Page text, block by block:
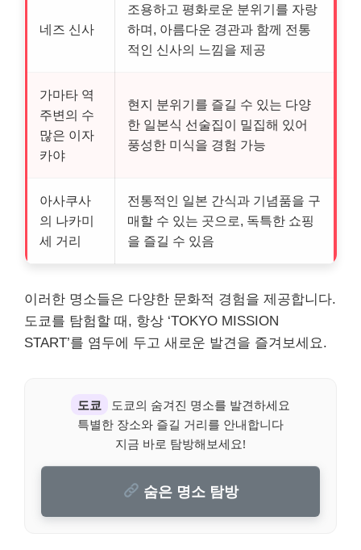
네즈 신사
조용하고 평화로운 분위기를 자랑
하며, 아름다운 경관과 함께 전통
적인 신사의 느낌을 제공
가마타 역
주변의 수
많은 이자
카야
현지 분위기를 즐길 수 있는 다양
한 일본식 선술집이 밀집해 있어
풍성한 미식을 경험 가능
아사쿠사
의 나카미
세 거리
전통적인 일본 간식과 기념품을 구
매할 수 있는 곳으로, 독특한 쇼핑
을 즐길 수 있음
이러한 명소들은 다양한 문화적 경험을 제공합니다.
도쿄를 탐험할 때, 항상 ‘TOKYO MISSION
START’를 염두에 두고 새로운 발견을 즐겨보세요.
도쿄
도쿄의 숨겨진 명소를 발견하세요
특별한 장소와 즐길 거리를 안내합니다
지금 바로 탐방해보세요!
숨은 명소 탐방